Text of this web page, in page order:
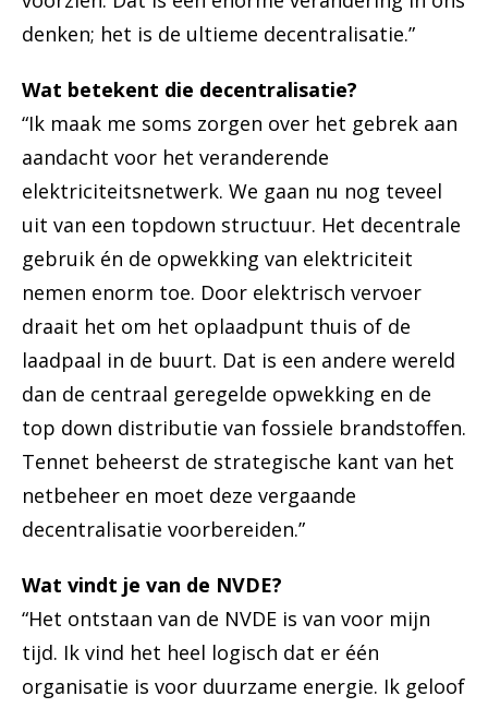
denken; het is de ultieme decentralisatie.”
Wat betekent die decentralisatie?
“Ik maak me soms zorgen over het gebrek aan
aandacht voor het veranderende
elektriciteitsnetwerk. We gaan nu nog teveel
uit van een topdown structuur. Het decentrale
gebruik én de opwekking van elektriciteit
nemen enorm toe. Door elektrisch vervoer
draait het om het oplaadpunt thuis of de
laadpaal in de buurt. Dat is een andere wereld
dan de centraal geregelde opwekking en de
top down distributie van fossiele brandstoffen.
Tennet beheerst de strategische kant van het
netbeheer en moet deze vergaande
decentralisatie voorbereiden.”
Wat vindt je van de NVDE?
“Het ontstaan van de NVDE is van voor mijn
tijd. Ik vind het heel logisch dat er één
organisatie is voor duurzame energie. Ik geloof